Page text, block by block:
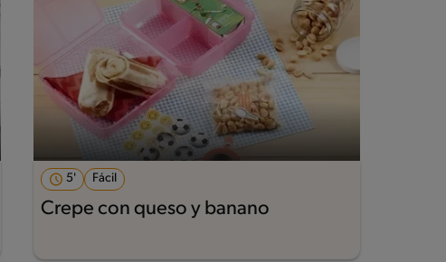
5' Fácil
Crepe con queso y banano